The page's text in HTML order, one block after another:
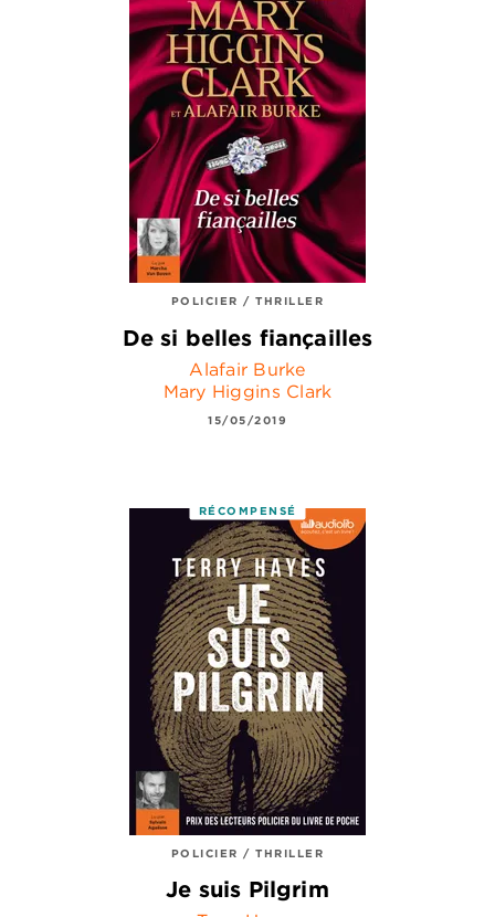
POLICIER / THRILLER
De si belles fiançailles
Alafair Burke
Mary Higgins Clark
15/05/2019
RÉCOMPENSÉ
POLICIER / THRILLER
Je suis Pilgrim